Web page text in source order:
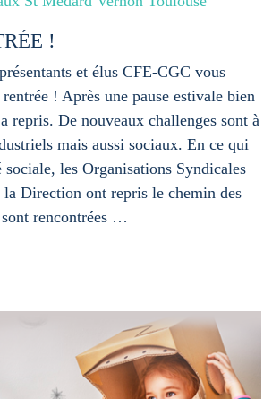
!
et élus CFE-CGC vous
! Après une pause estivale bien
repris. De nouveaux challenges sont à
mais aussi sociaux. En ce qui
sociale, les Organisations Syndicales
la Direction ont repris le chemin des
rencontrées …